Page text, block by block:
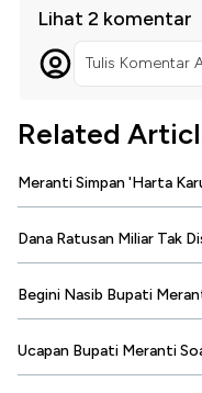
Lihat 2 komentar
Tulis Komentar
Related
Meranti Simpan 'Harta
Dana Ratusan Miliar Tak
Begini Nasib Bupati
Ucapan Bupati Meranti